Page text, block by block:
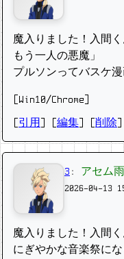
魔入りました！入間
もう一人の悪魔」
プルソンってバスケ
[Win10/Chrome]
引用 編集 削除
3 : アセム雨
2026-04-13
魔入りました！入間
にぎやかな音楽祭に